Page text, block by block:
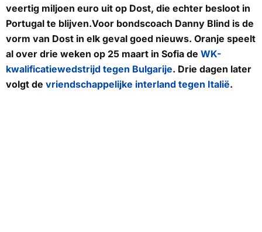
veertig miljoen euro uit op Dost, die echter besloot in
Portugal te blijven.Voor bondscoach Danny Blind is de
vorm van Dost in elk geval goed nieuws. Oranje speelt
al over drie weken op 25 maart in Sofia de WK-
kwalificatiewedstrijd tegen Bulgarije. Drie dagen later
volgt de vriendschappelijke interland tegen Italië.